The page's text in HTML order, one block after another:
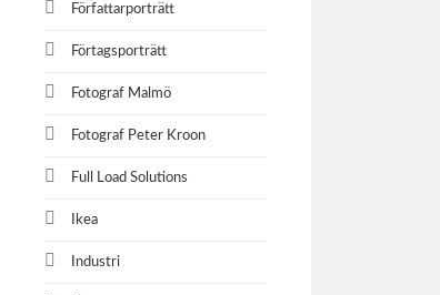
Författarporträtt
Förtagsporträtt
Fotograf Malmö
Fotograf Peter Kroon
Full Load Solutions
Ikea
Industri